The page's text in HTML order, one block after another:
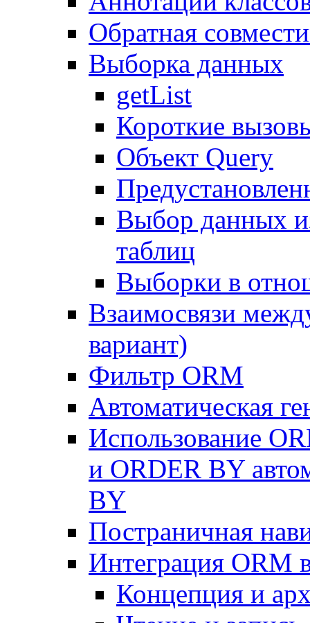
Обратная
Выборка данных
getList
Короткие
Объект Query
Выбор данных
таблиц
Выборки в
Взаимосвязи
вариант)
Фильтр ORM
Автоматическая
Использование
и ORDER BY
BY
Постраничная
Интеграция ORM
Концепция и